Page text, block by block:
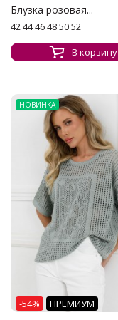
Блузка розовая...
42 44 46 48 50 52
В корзину
НОВИНКА
-54% ПРЕМИУМ